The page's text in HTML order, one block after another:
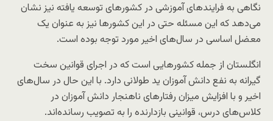
نگاهی به فرایندهای آموزشی در کشورهای توسعه یافته نیز نشان
می‌دهد که این مسئله حتی در این کشورها نیز به عنوان یک
معضل اساسی در سال‌های اخیر مورد توجه بوده است.
انگلستان از جمله کشورهایی است که در اجرای قوانین سخت
گیرانه به نفع دانش آموزان ید طولانی دارد. با این حال در سال‌های
اخیر و با افزایش میزان رفتارهای ناهنجار دانش آموزان در
کلاس‌های درس، قوانینی بازدارنده را به تصویب رسانده‌اند.